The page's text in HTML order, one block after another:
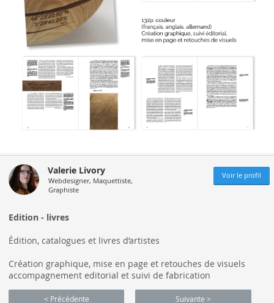
Valerie Livory
Webdesigner, Maquettiste,
Graphiste
Voir le profil
Edition - livres
Édition, catalogues et livres d’artistes
Création graphique, mise en page et retouches de visuels
accompagnement editorial et suivi de fabrication
< Précédente Suivante >